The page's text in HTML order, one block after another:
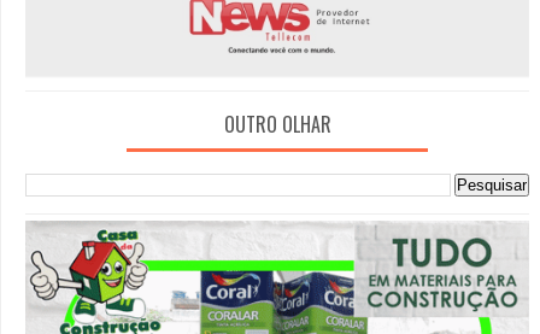
OUTRO OLHAR